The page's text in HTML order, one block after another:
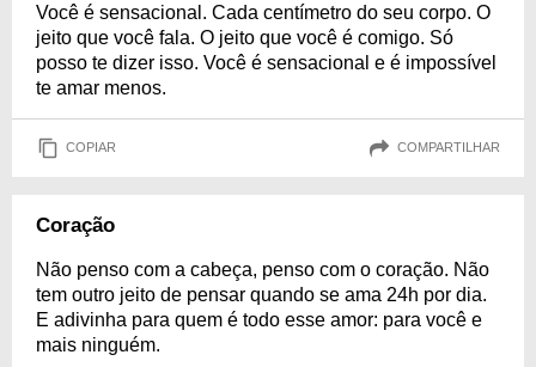
Você é sensacional. Cada centímetro do seu corpo. O
jeito que você fala. O jeito que você é comigo. Só
posso te dizer isso. Você é sensacional e é impossível
te amar menos.
COPIAR COMPARTILHAR
Coração
Não penso com a cabeça, penso com o coração. Não
tem outro jeito de pensar quando se ama 24h por dia.
E adivinha para quem é todo esse amor: para você e
mais ninguém.